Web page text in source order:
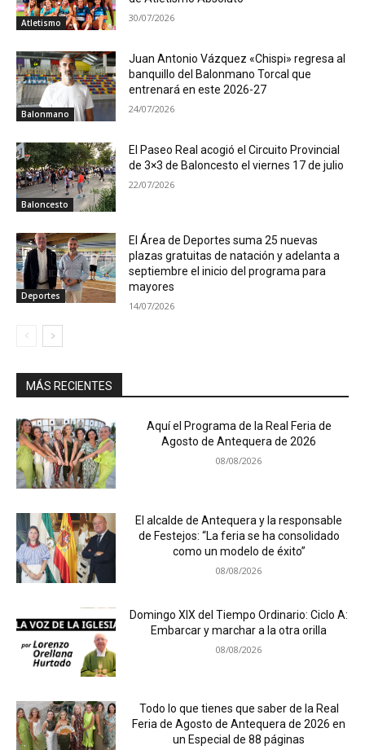
Atletismo 30/07/2026
Balonmano
Juan Antonio Vázquez «Chispi» regresa al
banquillo del Balonmano Torcal que
entrenará en este 2026-27
24/07/2026
Baloncesto
El Paseo Real acogió el Circuito Provincial
de 3×3 de Baloncesto el viernes 17 de julio
22/07/2026
Deportes
El Área de Deportes suma 25 nuevas
plazas gratuitas de natación y adelanta a
septiembre el inicio del programa para
mayores
14/07/2026
MÁS RECIENTES
Aquí el Programa de la Real Feria de
Agosto de Antequera de 2026
08/08/2026
El alcalde de Antequera y la responsable
de Festejos: “La feria se ha consolidado
como un modelo de éxito”
08/08/2026
Domingo XIX del Tiempo Ordinario: Ciclo A:
Embarcar y marchar a la otra orilla
08/08/2026
Todo lo que tienes que saber de la Real
Feria de Agosto de Antequera de 2026 en
un Especial de 88 páginas